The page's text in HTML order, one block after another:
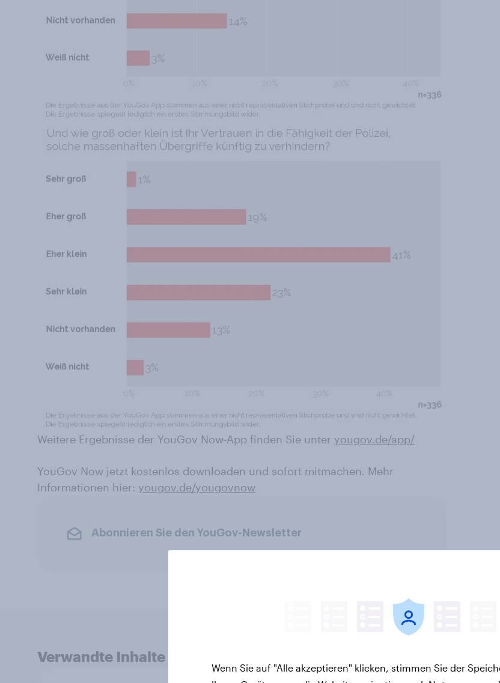
Weitere Ergebnisse der YouGov Now-App finden Sie unter yougov.de/app/
YouGov Now jetzt kostenlos downloaden und sofort mitmachen. Mehr
Informationen hier: yougov.de/yougovnow
Abonnieren Sie den YouGov-Newsletter
Verwandte Inhalte
Wenn Sie auf "Alle akzeptieren" klicken, stimmen Sie der